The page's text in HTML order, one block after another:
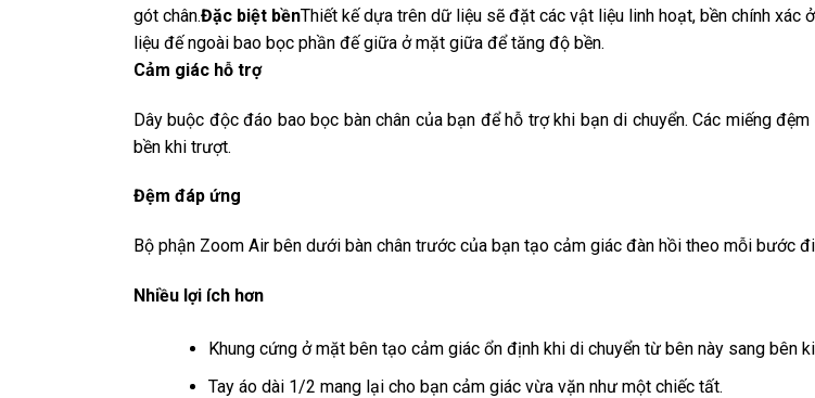
gót chân.Đặc biệt bềnThiết kế dựa trên dữ liệu sẽ đặt các vật liệu linh hoạt, bền chính xác
liệu đế ngoài bao bọc phần đế giữa ở mặt giữa để tăng độ bền.
Cảm giác hỗ trợ
Dây buộc độc đáo bao bọc bàn chân của bạn để hỗ trợ khi bạn di chuyển. Các miếng
bền khi trượt.
Đệm đáp ứng
Bộ phận Zoom Air bên dưới bàn chân trước của bạn tạo cảm giác đàn hồi theo mỗi bước
Nhiều lợi ích hơn
Khung cứng ở mặt bên tạo cảm giác ổn định khi di chuyển từ bên này sang bên
Tay áo dài 1/2 mang lại cho bạn cảm giác vừa vặn như một chiếc tất.